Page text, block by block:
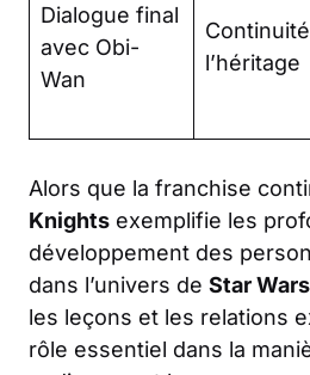
Dialogue final
avec Obi-
Wan
l’héritage
Alors que la franchise
Knights exemplifie les
développement des
dans l’univers de Star Wars
les leçons et les relations
rôle essentiel dans la